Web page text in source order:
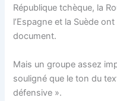
République tchèque, la
l’Espagne et la Suède
document.
Mais un groupe assez
souligné que le ton du
défensive ».